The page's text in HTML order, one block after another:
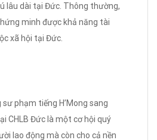
lâu dài tại Đức. Thông thường,
minh được khả năng tài
xã hội tại Đức.
phạm tiếng H’Mong sang
CHLB Đức là một cơ hội quý
lao động mà còn cho cả nền